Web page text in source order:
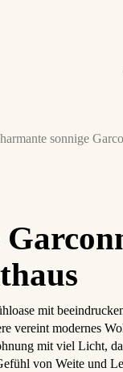
mit
vereint modernes
mit viel Licht,
von Weite und